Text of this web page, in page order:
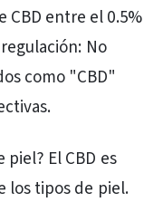
entre el 0.5%
No
como "CBD"
El CBD es
los tipos de piel.